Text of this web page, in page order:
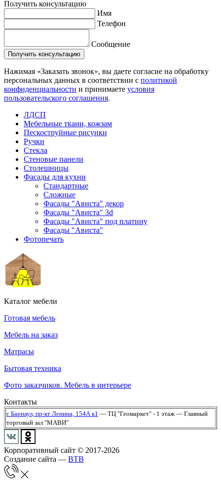
Получить консультацию
Имя
Телефон
Сообщение
Нажимая «Заказать звонок», вы даете согласие на обработку
персональных данных в соответствии с политикой
конфиденциальности и принимаете условия
пользовательского соглашения.
ЛДСП
Мебельные ткани, кожзам
Пескоструйные рисунки
Ручки
Стекла
Стеновые панели
Столешницы
Фасады для кухни
Стандартные
Сложные
Фасады "Ависта" декор
Фасады "Ависта" 3d
Фасады "Ависта" под платину
Фасады "Ависта"
Фотопечать
Каталог мебели
Готовая мебель
Мебель на заказ
Матрасы
Бытовая техника
Фото заказчиков. Мебель в интерьере
Контакты
г. Барнаул, пр-кт Ленина, 154А к1 — ТЦ "Геомаркет" - 1 этаж — Главный
торговый зал "МАВИ"
Корпоративный сайт © 2017-2026
Создание сайта — BTB